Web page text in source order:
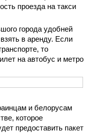
проезда на такси
города удобней
в аренду. Если
то
на автобус и метро
и белорусам
которое
предоставить пакет